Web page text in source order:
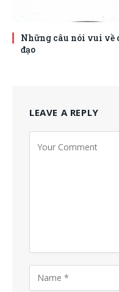
Những câu nói vui về
đạo
LEAVE A REPLY